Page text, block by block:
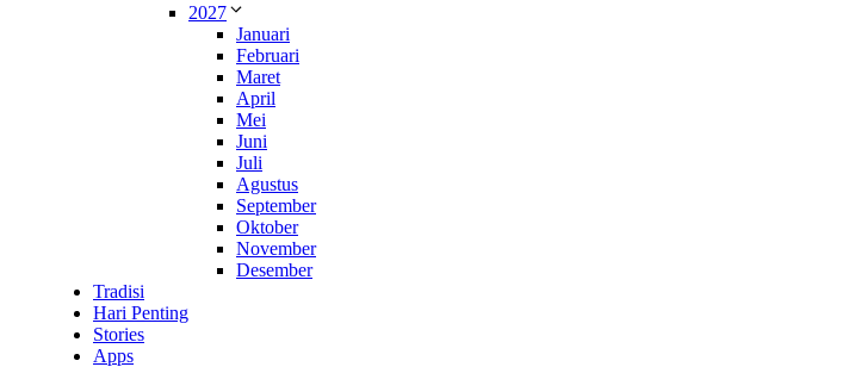
2027
Januari
Februari
Maret
April
Mei
Juni
Juli
Agustus
September
Oktober
November
Desember
Tradisi
Hari Penting
Stories
Apps